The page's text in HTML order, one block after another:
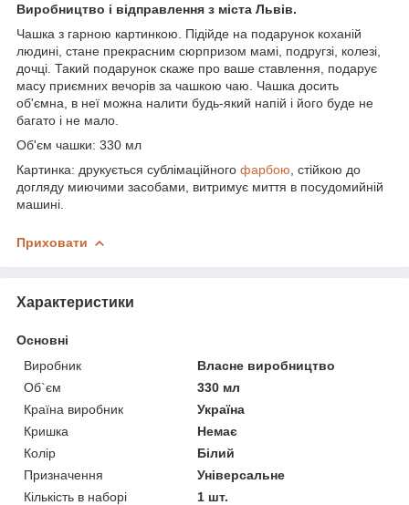
Виробництво і відправлення з міста Львів.
Чашка з гарною картинкою. Підійде на подарунок коханій
людині, стане прекрасним сюрпризом мамі, подругзі, колезі,
дочці. Такий подарунок скаже про ваше ставлення, подарує
масу приємних вечорів за чашкою чаю. Чашка досить
об'ємна, в неї можна налити будь-який напій і його буде не
багато і не мало.
Об'єм чашки: 330 мл
Картинка: друкується сублімаційного фарбою , стійкою до
догляду миючими засобами, витримує миття в посудомийній
машині.
Приховати
Характеристики
Основні
Виробник
Власне виробництво
Об`єм
330 мл
Країна виробник
Україна
Кришка
Немає
Колір
Білий
Призначення
Універсальне
Кількість в наборі
1 шт.